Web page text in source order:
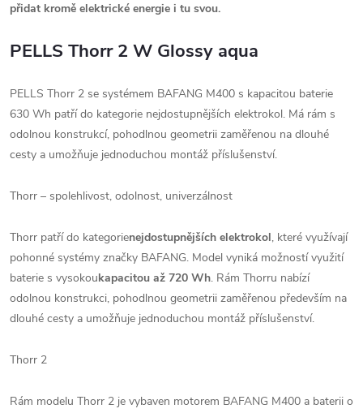
přidat kromě elektrické energie i tu svou.
PELLS Thorr 2 W Glossy aqua
PELLS Thorr 2 se systémem BAFANG M400 s kapacitou baterie
630 Wh patří do kategorie nejdostupnějších elektrokol. Má rám s
odolnou konstrukcí, pohodlnou geometrii zaměřenou na dlouhé
cesty a umožňuje jednoduchou montáž příslušenství.
Thorr – spolehlivost, odolnost, univerzálnost
Thorr patří do kategorienejdostupnějších elektrokol, které využívají
pohonné systémy značky BAFANG. Model vyniká možností využití
baterie s vysokoukapacitou až 720 Wh. Rám Thorru nabízí
odolnou konstrukci, pohodlnou geometrii zaměřenou především na
dlouhé cesty a umožňuje jednoduchou montáž příslušenství.
Thorr 2
Rám modelu Thorr 2 je vybaven motorem BAFANG M400 a baterii o